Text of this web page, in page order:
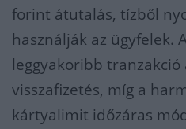
forint átutalás, tízből
használják az ügyfelek.
leggyakoribb
visszafizetés, míg a
kártyalimit időzáras